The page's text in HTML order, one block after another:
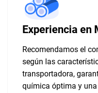
Experiencia en
Recomendamos el
según las
transportadora,
química óptima y